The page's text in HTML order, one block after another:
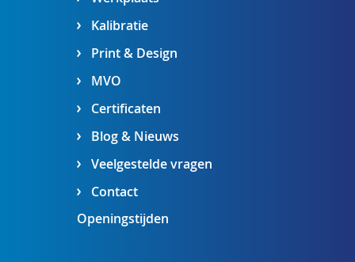
Kalibratie
Print & Design
MVO
Certificaten
Blog & Nieuws
Veelgestelde vragen
Contact
Openingstijden